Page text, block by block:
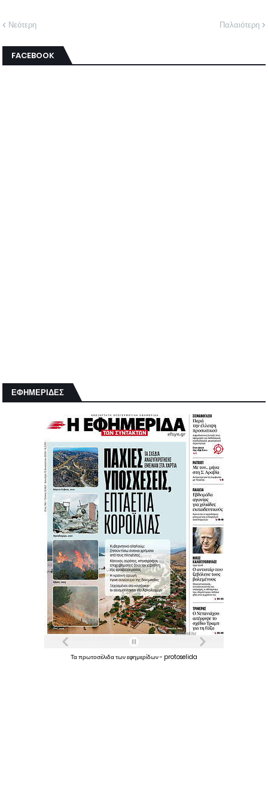
Νεότερη Παλαιότερη
FACEBOOK
ΕΦΗΜΕΡΙΔΕΣ
Ταπρωτοσέλιδατωνεφημερίδων- protoselida